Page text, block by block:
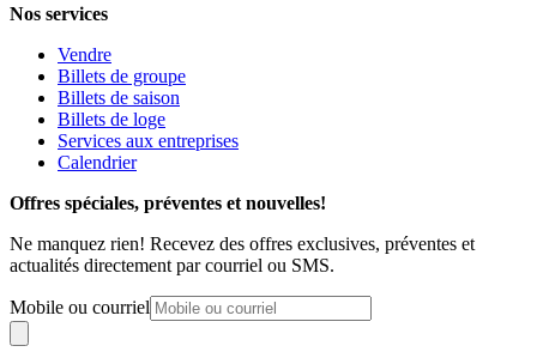
Nos services
Vendre
Billets de groupe
Billets de saison
Billets de loge
Services aux entreprises
Calendrier
Offres spéciales, préventes et nouvelles!
Ne manquez rien! Recevez des offres exclusives, préventes et
actualités directement par courriel ou SMS.
Mobile ou courriel